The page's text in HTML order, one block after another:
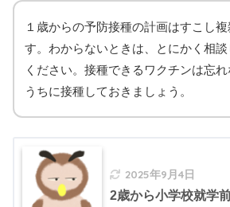
１歳からの予防接種の計画はすこし
す。わからないときは、とにかく相談
ください。接種できるワクチンは忘れ
うちに接種しておきましょう。
2025年9月4日
2歳から小学校就学